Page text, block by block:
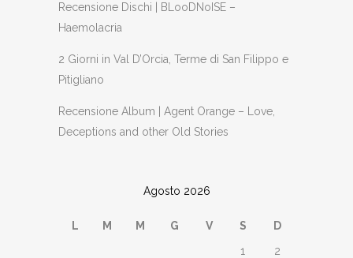
Recensione Dischi | BLooDNoISE –
Haemolacria
2 Giorni in Val D’Orcia, Terme di San Filippo e
Pitigliano
Recensione Album | Agent Orange – Love,
Deceptions and other Old Stories
Agosto 2026
L M M G V S
D
1
2